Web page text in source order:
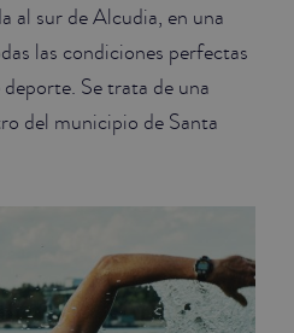
al sur de Alcudia, en una
las condiciones perfectas
Se trata de una
del municipio de Santa